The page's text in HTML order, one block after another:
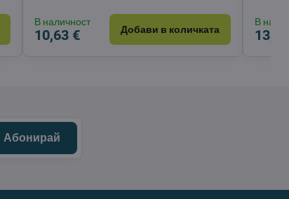
В наличност
10,63 € Добави в количката
В
Абонирай